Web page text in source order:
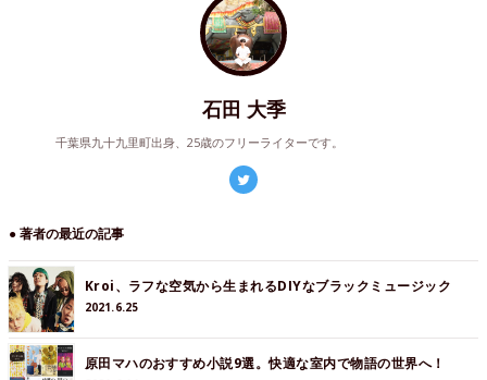
石田 大季
千葉県九十九里町出身、25歳のフリーライターです。
● 著者の最近の記事
Kroi、ラフな空気から生まれるDIYなブラックミュージック
2021.6.25
原田マハのおすすめ小説9選。快適な室内で物語の世界へ！